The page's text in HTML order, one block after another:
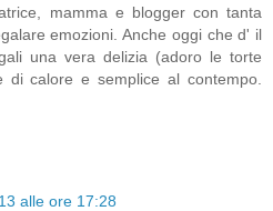
mamma e blogger con tanta
emozioni. Anche oggi che d' il
una vera delizia (adoro le torte
di calore e semplice al contempo.
alle ore 17:28